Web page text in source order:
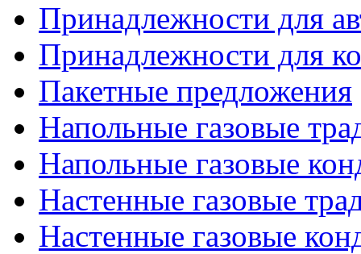
Принадлежности для
Принадлежности для
Пакетные предложения
Напольные газовые
Напольные газовые
Настенные газовые
Настенные газовые